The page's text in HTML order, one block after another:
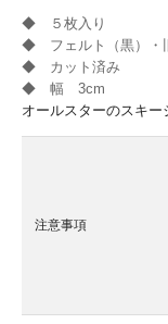
◆ ５枚入り
◆ フェルト（黒）・
◆ カット済み
◆ 幅 3cm
オールスターのスキ
注意事項